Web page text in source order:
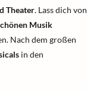
Theater. Lass dich von
Musik
Nach dem großen
in den